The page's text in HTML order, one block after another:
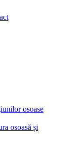
osoase
osoasă și